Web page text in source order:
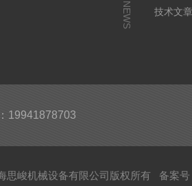
NEWS
技术文
19941878703
思峻机械设备有限公司版权所有 备案号